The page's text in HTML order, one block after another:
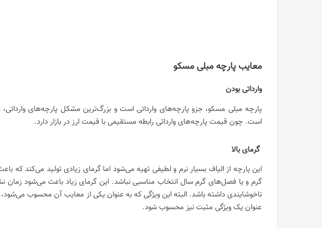
معایب پارچه مبلی مسکو
وارداتی بودن
پارچه مبلی مسکو، جزو پارچه‌های وارداتی است و بزرگ‌ترین مشکل پارچه‌های
است. چون قیمت پارچه‌های وارداتی رابطه مستقیمی با قیمت ارز در بازار دارد.
گرمای بالا
این پارچه از الیاف بسیار نرم و لطیفی تهیه می‌شود اما گرمای زیادی تولید می‌کند که
گرم و یا فصل‌های گرم سال انتخاب مناسبی نباشد. این گرمای زیاد باعث می‌شود
ناخوشایندی داشته باشد. البته این ویژگی که به عنوان یکی از معایب آن محسوب
عنوان یک ویژگی مثبت نیز محسوب شود.